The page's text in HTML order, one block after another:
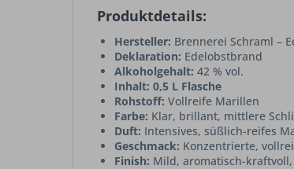
Produktdetails:
Hersteller: Brennerei Schraml –
Deklaration: Edelobstbrand
Alkoholgehalt: 42 % vol.
Inhalt: 0,5 L Flasche
Rohstoff: Vollreife Marillen
Farbe: Klar, brillant, mittlere
Duft: Intensives, süßlich-reifes
Geschmack: Konzentrierte,
Finish: Mild, aromatisch-